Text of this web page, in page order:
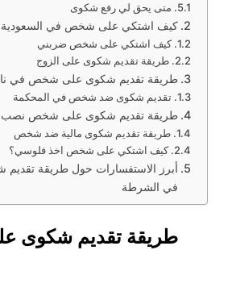
متى يحق لي رفع شكوى
كيف اشتكي على شخص في السعودية
كيف اشتكي على شخص ضربني
طريقة تقديم شكوى على الزوج
طريقة تقديم شكوى على شخص في
تقديم شكوى ضد شخص في المحكمة
طريقة تقديم شكوى على شخص نصب
طريقة تقديم شكوى مالية ضد شخص
كيف اشتكي على شخص اخذ فلوسي؟
أبرز الاستفسارات حول طريقة
في الشرطة
طريقة تقديم